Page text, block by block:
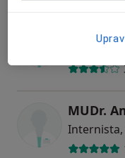
MUDr.
MUDr.